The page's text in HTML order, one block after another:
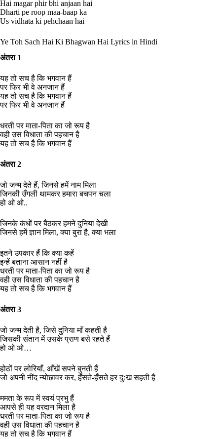
Hai magar phir bhi anjaan hai
Dharti pe roop maa-baap ka
Us vidhata ki pehchaan hai
Ye Toh Sach Hai Ki Bhagwan Hai Lyrics in Hindi
अंतरा 1
यह तो सच है कि भगवान हैं
पर फिर भी वे अनजान हैं
यह तो सच है कि भगवान हैं
पर फिर भी वे अनजान हैं
धरती पर माता-पिता का जो रूप है
वही उस विधाता की पहचान है
यह तो सच है कि भगवान हैं
अंतरा 2
जो जन्म देते हैं, जिनसे हमें नाम मिला
जिनकी उँगली थामकर हमारा बचपन चला
हो ओ ओ..
जिनके कंधों पर बैठकर हमने दुनिया देखी
जिनसे हमें ज्ञान मिला, क्या बुरा है, क्या भला
इतने उपकार हैं कि क्या कहें
इन्हें बताना आसान नहीं है
धरती पर माता-पिता का जो रूप है
वही उस विधाता की पहचान है
यह तो सच है कि भगवान हैं
अंतरा 3
जो जन्म देती है, जिसे दुनिया माँ कहती है
जिसकी संतान में उसके प्राण बसे रहते हैं
हो ओ ओ…
होठों पर लोरियाँ, आँखें सपने बुनती हैं
जो अपनी नींद न्योछावर कर, हँसते-हँसते हर दुःख सहती है
ममता के रूप में स्वयं प्रभु हैं
आपसे ही यह वरदान मिला है
धरती पर माता-पिता का जो रूप है
वही उस विधाता की पहचान है
यह तो सच है कि भगवान हैं